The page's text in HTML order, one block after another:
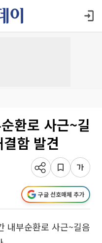
환로 사근~길
함 발견
구글 선호매체 추가
내부순환로 사근~길음